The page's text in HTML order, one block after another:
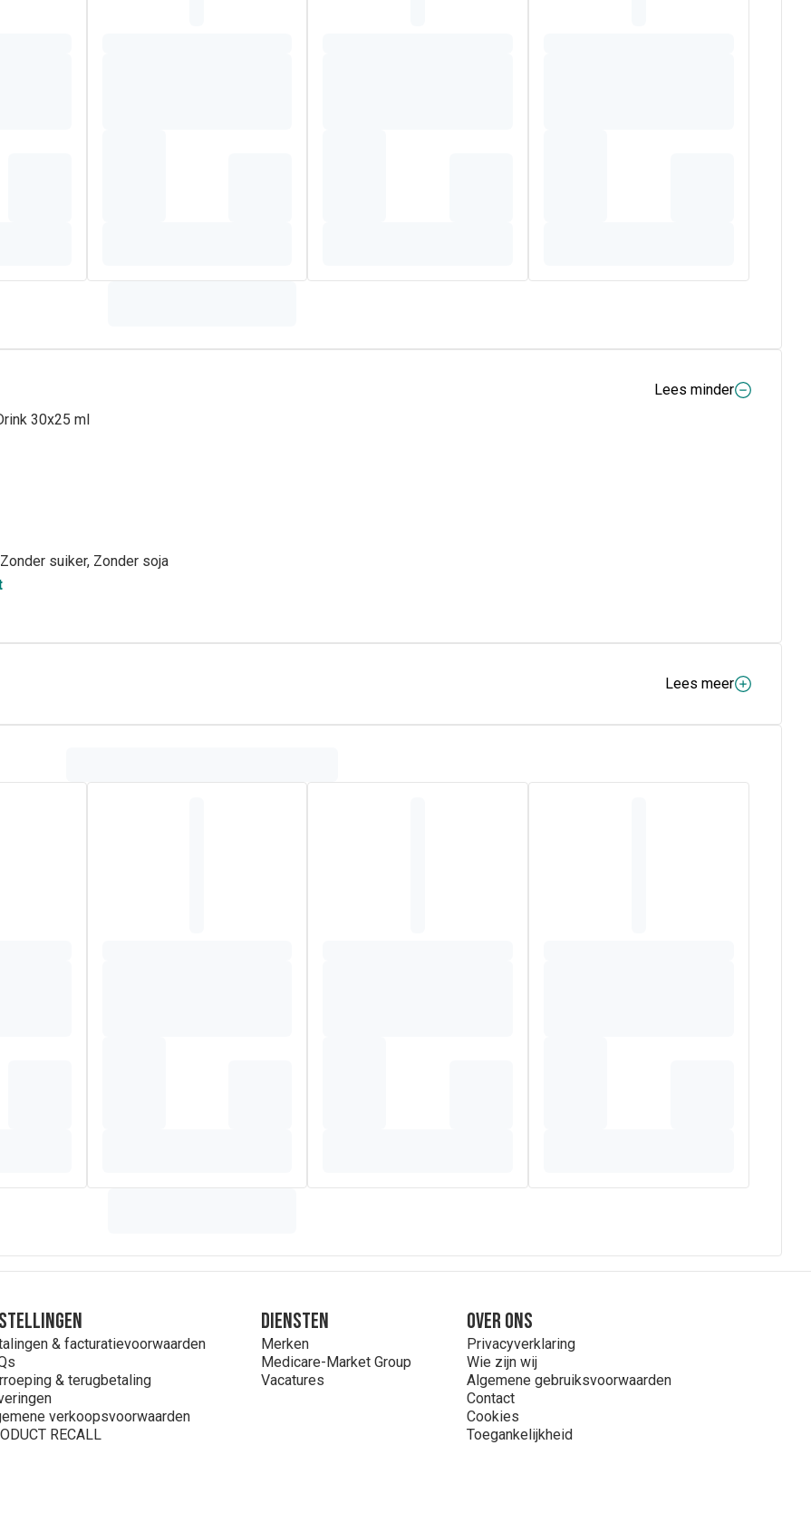
Lees minder
30x25 ml
suiker, Zonder soja
Lees meer
collageenpeptiden, 120 mg hyaluronzuur en een complex van vitaminen en mineralen, voor het in stand
& facturatievoorwaarden
& terugbetaling
verkoopsvoorwaarden
RECALL
Diensten
Merken
Medicare-Market Group
Vacatures
Over ons
Privacyverklaring
Wie zijn wij
Algemene gebruiksvoorwaarden
Contact
Cookies
Toegankelijkheid